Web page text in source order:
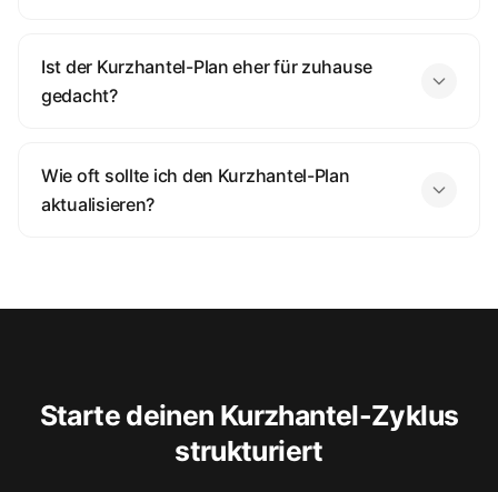
Ist der Kurzhantel-Plan eher für zuhause
gedacht?
Wie oft sollte ich den Kurzhantel-Plan
aktualisieren?
Starte deinen Kurzhantel-Zyklus
strukturiert